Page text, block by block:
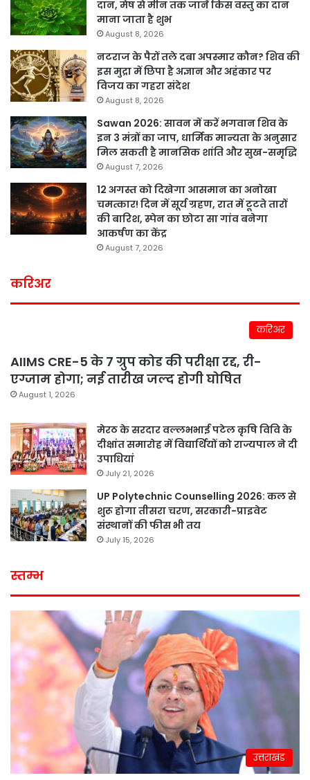
दान, मेष से मीन तक जानें किस वस्तु का दान
माना जाता है शुभ
August 8, 2026
नटराज के पैरों तले दबा अपस्मार कौन? शिव की
इस मुद्रा में छिपा है अज्ञान और अहंकार पर
विजय का गहरा संदेश
August 8, 2026
Sawan 2026: सावन में करें भगवान शिव के
इन 3 मंत्रों का जाप, धार्मिक मान्यता के अनुसार
मिल सकती है मानसिक शांति और सुख-समृद्धि
August 7, 2026
12 अगस्त को दिखेगा आसमान का अनोखा
चमत्कार! दिन में सूर्य ग्रहण, रात में टूटते तारों
की बारिश, स्पेन का छोटा सा गांव बनेगा
आकर्षण का केंद्र
August 7, 2026
करिअर
करिअर
AIIMS CRE-5 के 7 ग्रुप कोड की परीक्षा रद्द, री-
एग्जाम होगा; नई तारीख जल्द होगी घोषित
August 1, 2026
मेरठ के सरदार वल्लभभाई पटेल कृषि विवि के
दीक्षांत समारोह में विद्यार्थियों को राज्यपाल ने दी
उपाधियां
July 21, 2026
UP Polytechnic Counselling 2026: कल से
शुरू होगा तीसरा चरण, सरकारी-प्राइवेट
संस्थानों की फीस भी तय
July 15, 2026
स्तम्भ
उत्तराखंड